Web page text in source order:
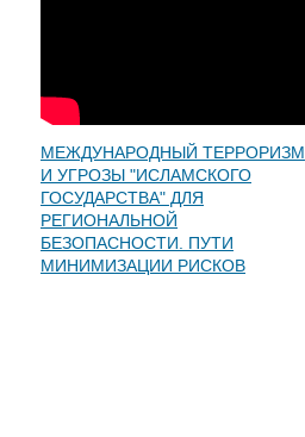
МЕЖДУНАРОДНЫЙ ТЕРРОРИЗМ
И УГРОЗЫ "ИСЛАМСКОГО
ГОСУДАРСТВА" ДЛЯ
РЕГИОНАЛЬНОЙ
БЕЗОПАСНОСТИ. ПУТИ
МИНИМИЗАЦИИ РИСКОВ